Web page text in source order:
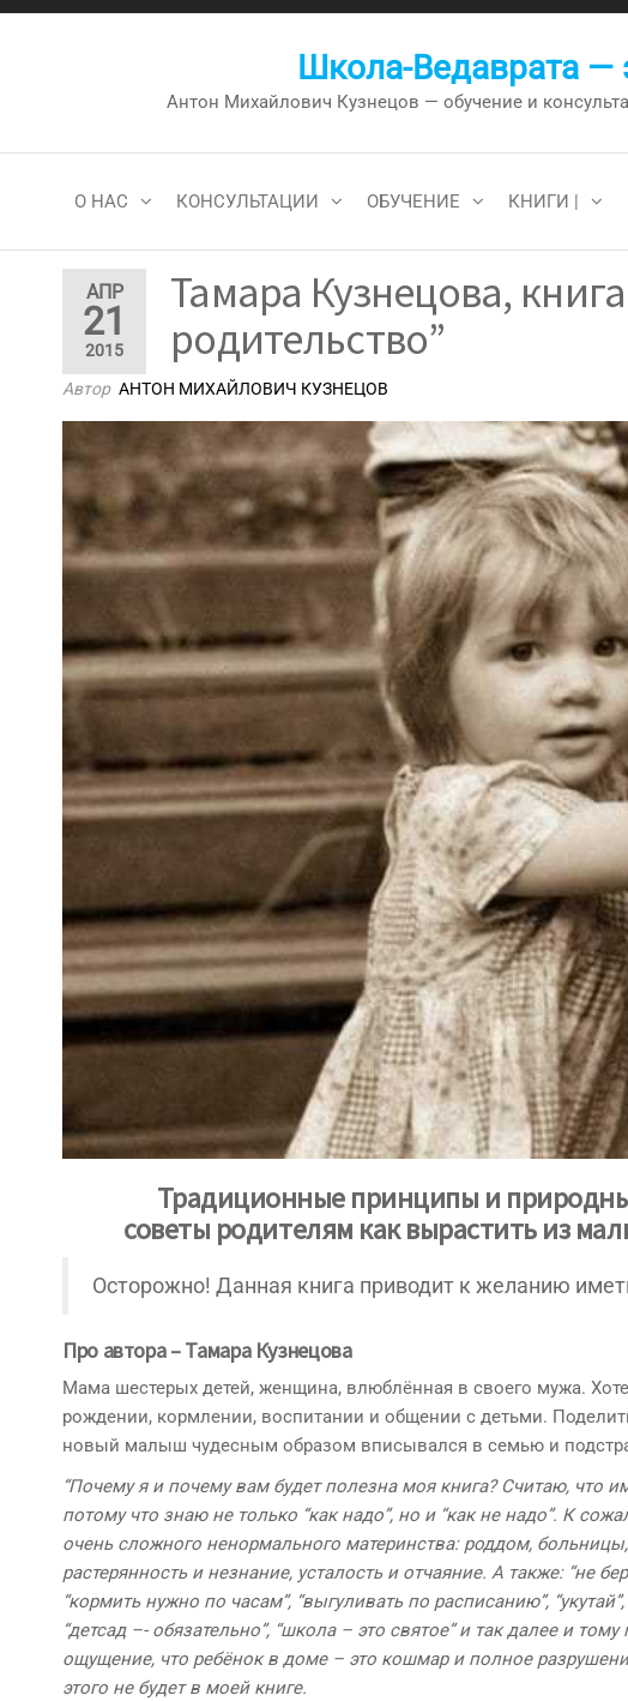
Перейти
Школа-Ведаврата —
Антон Михайлович Кузнецов — обучение и
О НАС КОНСУЛЬТАЦИИ ОБУЧЕНИЕ КНИГИ |
АПР
21
2015
Тамара Кузнецова,
родительство”
Автор АНТОН МИХАЙЛОВИЧ КУЗНЕЦОВ
Традиционные принципы и
советы родителям как вырастить из
Осторожно! Данная книга приводит к желанию
Про автора –Тамара Кузнецова
Мама шестерых детей, женщина, влюблённая в своего мужа.
рождении, кормлении, воспитании и общении с детьми.
новый малыш чудесным образом вписывался в семью и
“Почему я и почему вам будет полезна моя книга? Считаю, что
потому что знаю не только “как надо”, но и “как не надо”. К
очень сложного ненормального материнства: роддом,
растерянность и незнание, усталость и отчаяние. А также: “не
“кормить нужно по часам”, “выгуливать по расписанию”, “укутай”,
“детсад –- обязательно”, “школа – это святое” и так далее и
ощущение, что ребёнок в доме – это кошмар и полное
этого не будет в моей книге.